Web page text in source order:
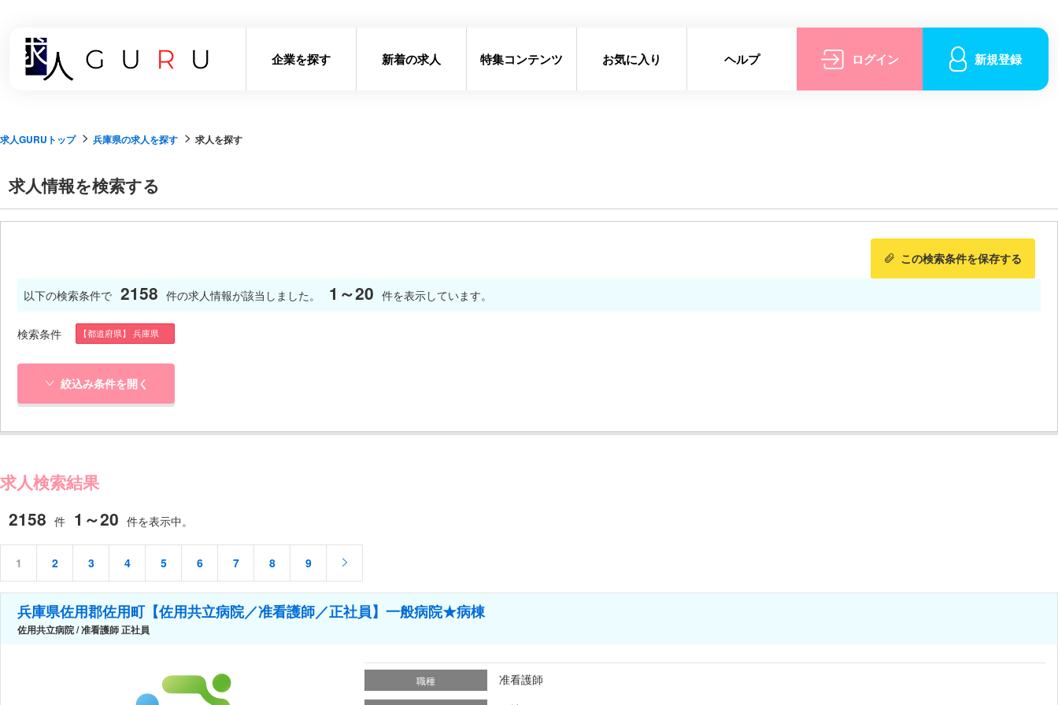
企業を探す 新着の求人 特集コンテンツ お気に入り ヘルプ ログイン 新規登録
求人GURUトップ 兵庫県の求人を探す 求人を探す
求人情報を検索する
この検索条件を保存する
以下の検索条件で 2158 件の求人情報が該当しました。 1～20 件を表示しています。
検索条件 【都道府県】 兵庫県
絞込み条件を開く
求人検索結果
2158 件 1～20 件を表示中。
1 2 3 4 5 6 7 8 9
兵庫県佐用郡佐用町【佐用共立病院／准看護師／正社員】一般病院★病棟
佐用共立病院 / 准看護師 正社員
職種 准看護師